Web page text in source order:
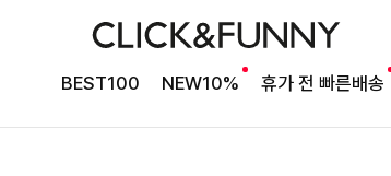
BEST100 NEW10% 휴가 전 빠른배송